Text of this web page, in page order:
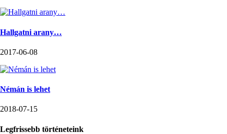
Hallgatni arany…
2017-06-08
Némán is lehet
2018-07-15
Legfrissebb történeteink